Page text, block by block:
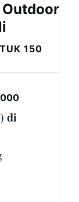
Outdoor
150
di